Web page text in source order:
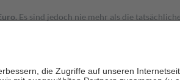
Es sind jedoch nie mehr als die
Zuzahlungen an bei: